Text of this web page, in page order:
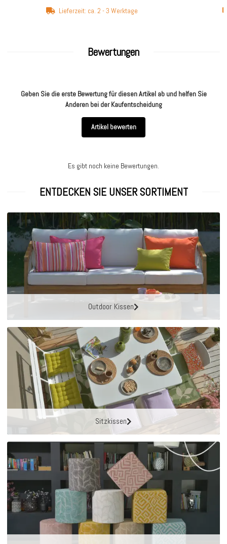
Bewertungen
Geben Sie die erste Bewertung für diesen Artikel ab und helfen Sie
Anderen bei der Kaufentscheidung
Artikel bewerten
Es gibt noch keine Bewertungen.
Lieferzeit: ca. 2 - 3 Werktage
ENTDECKEN SIE UNSER SORTIMENT
Outdoor Kissen
Sitzkissen